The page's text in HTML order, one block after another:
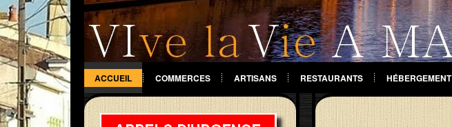
ACCUEIL COMMERCES ARTISANS RESTAURANTS HÉBERGEMENT
DIVERS